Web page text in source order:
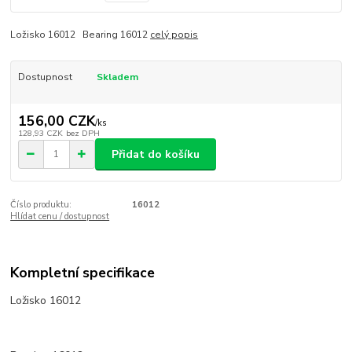
Ložisko 16012 Bearing 16012 celý popis
Dostupnost Skladem
156,00 CZK/ks
128,93 CZK bez DPH
Přidat do košíku
Číslo produktu:
16012
Hlídat cenu / dostupnost
Kompletní specifikace
Ložisko 16012